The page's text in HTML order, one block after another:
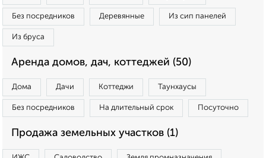
Без посредников Деревянные Из сип панелей
Из бруса
Аренда домов, дач, коттеджей (50)
Дома Дачи Коттеджи Таунхаусы
Без посредников На длительный срок Посуточно
Продажа земельных участков (1)